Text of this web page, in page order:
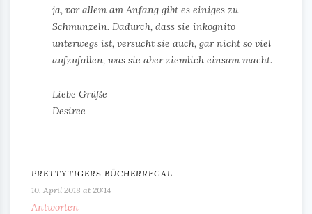
ja, vor allem am Anfang gibt es einiges zu
Schmunzeln. Dadurch, dass sie inkognito
unterwegs ist, versucht sie auch, gar nicht so viel
aufzufallen, was sie aber ziemlich einsam macht.
Liebe Grüße
Desiree
PRETTYTIGERS BÜCHERREGAL
10. April 2018 at 20:14
Antworten